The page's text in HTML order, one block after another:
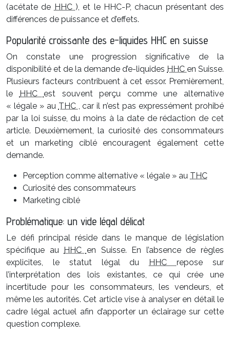
(acétate de HHC ), et le HHC-P, chacun présentant des
différences de puissance et d’effets.
Popularité croissante des e-liquides HHC en suisse
On constate une progression significative de la
disponibilité et de la demande d’e-liquides HHC en Suisse.
Plusieurs facteurs contribuent à cet essor. Premièrement,
le HHCest souvent perçu comme une alternative
« légale » au THC , car il n’est pas expressément prohibé
par la loi suisse, du moins à la date de rédaction de cet
article. Deuxièmement, la curiosité des consommateurs
et un marketing ciblé encouragent également cette
demande.
Perception comme alternative « légale » au THC
Curiosité des consommateurs
Marketing ciblé
Problématique: un vide légal délicat
Le défi principal réside dans le manque de législation
spécifique au HHC en Suisse. En l’absence de règles
explicites, le statut légal du HHCrepose sur
l’interprétation des lois existantes, ce qui crée une
incertitude pour les consommateurs, les vendeurs, et
même les autorités. Cet article vise à analyser en détail le
cadre légal actuel afin d’apporter un éclairage sur cette
question complexe.